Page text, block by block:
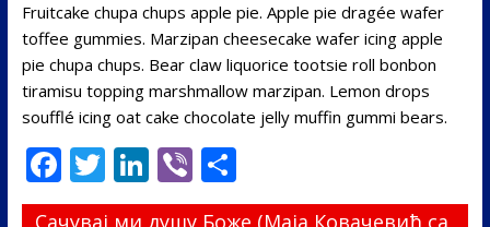
Fruitcake chupa chups apple pie. Apple pie dragée wafer
toffee gummies. Marzipan cheesecake wafer icing apple
pie chupa chups. Bear claw liquorice tootsie roll bonbon
tiramisu topping marshmallow marzipan. Lemon drops
soufflé icing oat cake chocolate jelly muffin gummi bears.
F
ac
T
w
Li
n
Vi
b
S
h